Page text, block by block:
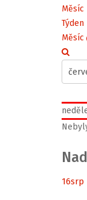
Měsíc
Týden
Měsíc
16srp